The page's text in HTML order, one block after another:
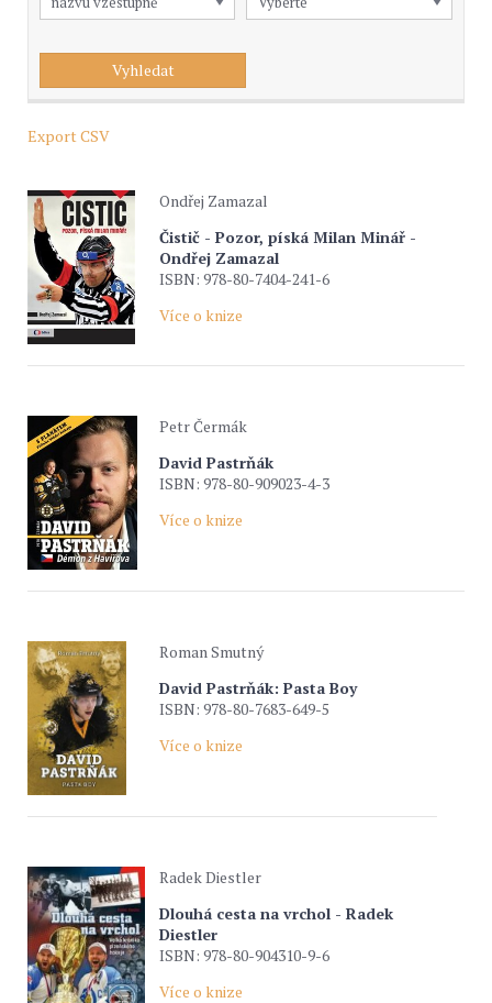
Export CSV
Ondřej Zamazal
Čistič - Pozor, píská Milan Minář -
Ondřej Zamazal
ISBN: 978-80-7404-241-6
Více o knize
Petr Čermák
David Pastrňák
ISBN: 978-80-909023-4-3
Více o knize
Roman Smutný
David Pastrňák: Pasta Boy
ISBN: 978-80-7683-649-5
Více o knize
Radek Diestler
Dlouhá cesta na vrchol - Radek
Diestler
ISBN: 978-80-904310-9-6
Více o knize